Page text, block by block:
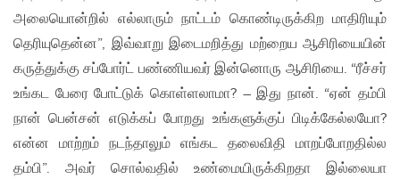
அலையொன்றில் எல்லாரும் நாட்டம் கொண்டிருக்கிற மாதிரியும்
தெரியுதென்ன”, இவ்வாறு இடைமறித்து மற்றைய ஆசிரியையின்
கருத்துக்கு சப்போர்ட் பண்ணியவர் இன்னொரு ஆசிரியை. “ரீச்சர்
உங்கட பேரை போட்டுக் கொள்ளலாமா? – இது நான். “ஏன் தம்பி
நான் பென்சன் எடுக்கப் போறது உங்களுக்குப் பிடிக்கேல்லயோ?
என்ன மாற்றம் நடந்தாலும் எங்கட தலைவிதி மாறப்போறதில்ல
தம்பி”. அவர் சொல்வதில் உண்மையிருக்கிறதா இல்லையா